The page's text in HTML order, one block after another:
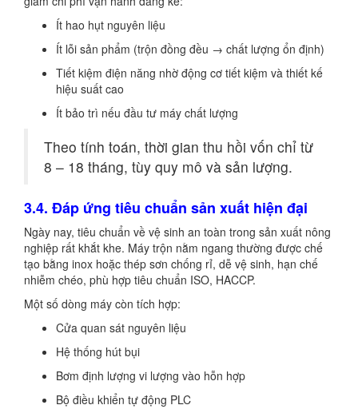
Ít hao hụt nguyên liệu
Ít lỗi sản phẩm (trộn đồng đều → chất lượng ổn định)
Tiết kiệm điện năng nhờ động cơ tiết kiệm và thiết kế
hiệu suất cao
Ít bảo trì nếu đầu tư máy chất lượng
Theo tính toán, thời gian thu hồi vốn chỉ từ
8 – 18 tháng, tùy quy mô và sản lượng.
3.4. Đáp ứng tiêu chuẩn sản xuất hiện đại
Ngày nay, tiêu chuẩn về vệ sinh an toàn trong sản xuất nông
nghiệp rất khắt khe. Máy trộn nằm ngang thường được chế
tạo bằng inox hoặc thép sơn chống rỉ, dễ vệ sinh, hạn chế
nhiễm chéo, phù hợp tiêu chuẩn ISO, HACCP.
Một số dòng máy còn tích hợp:
Cửa quan sát nguyên liệu
Hệ thống hút bụi
Bơm định lượng vi lượng vào hỗn hợp
Bộ điều khiển tự động PLC